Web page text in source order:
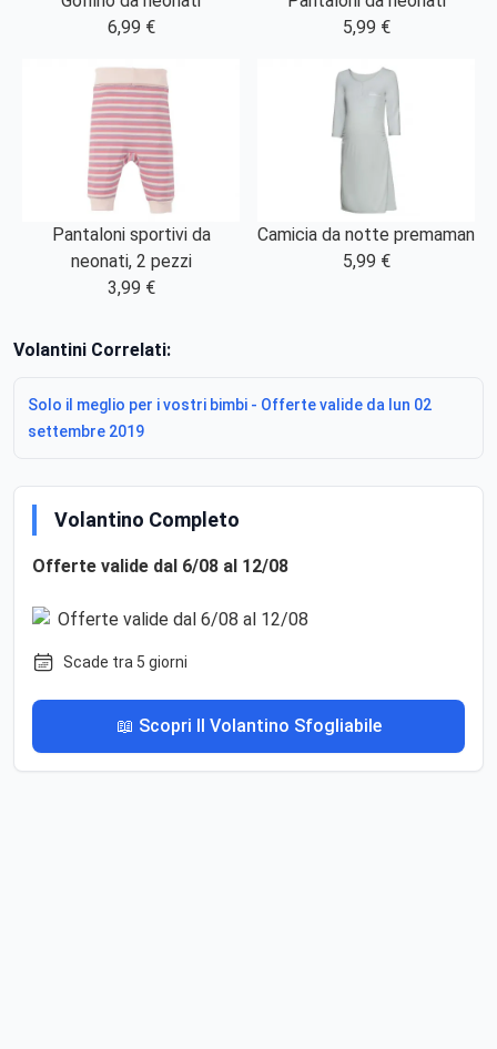
6,99 €
5,99 €
Pantaloni sportivi da
neonati, 2 pezzi
3,99 €
Camicia da notte premaman
5,99 €
Volantini Correlati:
Solo il meglio per i vostri bimbi - Offerte valide da lun 02
settembre 2019
Volantino Completo
Offerte valide dal 6/08 al 12/08
Scade tra 5 giorni
📖 Scopri Il Volantino Sfogliabile